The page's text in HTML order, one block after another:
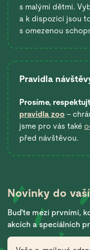
s malými dětmi.
a k dispozici jsou
s omezenou
Pravidla
Prosíme,
pravidla zoo –
jsme pro vás také
před návštěvou.
Novinky do
Buďte mezi prvními,
akcích a speciálních